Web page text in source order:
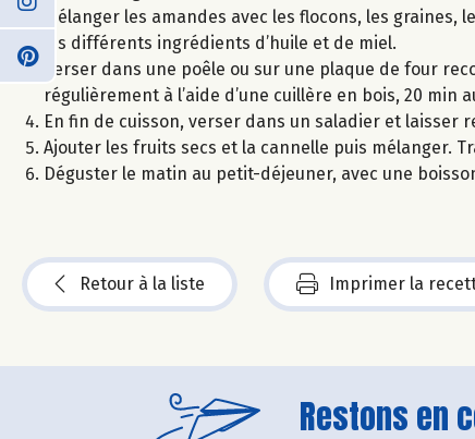
Mélanger les amandes avec les flocons, les
les différents ingrédients d’huile et de miel.
Verser dans une poêle ou sur une plaque de four
régulièrement à l’aide d’une cuillère en bois, 20 min
En fin de cuisson, verser dans un saladier et laisser
Ajouter les fruits secs et la cannelle puis mélanger.
Déguster le matin au petit-déjeuner, avec une
Retour à la liste Imprimer la
Restons en